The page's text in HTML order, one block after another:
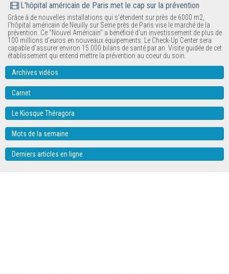
L'hôpital américain de Paris met le cap sur la prévention
Grâce à de nouvelles installations qui s'étendent sur près de 6000 m2,
l'hôpital américain de Neuilly sur Seine près de Paris vise le marché de la
prévention. Ce "Nouvel Américain" a bénéficié d'un investissement de plus de
100 millions d'euros en nouveaux équipements. Le Check-Up Center sera
capable d'assurer environ 15 000 bilans de santé par an. Visite guidée de cet
établissement qui entend mettre la prévention au coeur du soin.
Archives vidéos
Carnet
Le Kiosque Théragora
Mots de la semaine
Derniers articles en ligne